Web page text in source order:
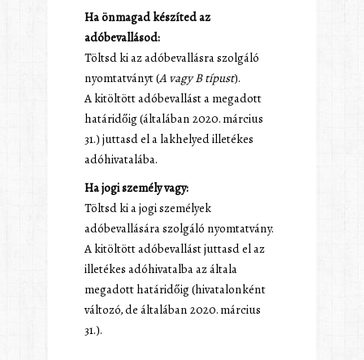
Ha önmagad készíted az
adóbevallásod:
Töltsd ki az adóbevallásra szolgáló
nyomtatványt (A vagy B típust).
A kitöltött adóbevallást a megadott
határidőig (általában 2020. március
31.) juttasd el a lakhelyed illetékes
adóhivatalába.
Ha jogi személy vagy:
Töltsd ki a jogi személyek
adóbevallására szolgáló nyomtatvány.
A kitöltött adóbevallást juttasd el az
illetékes adóhivatalba az általa
megadott határidőig (hivatalonként
változó, de általában 2020. március
31.).